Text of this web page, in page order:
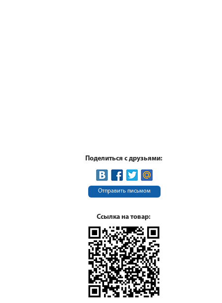
Поделиться с друзьями:
Отправить письмом
Ссылка на товар: